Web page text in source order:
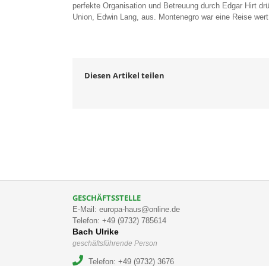
perfekte Organisation und Betreuung durch Edgar Hirt
Union, Edwin Lang, aus. Montenegro war eine Reise
Diesen Artikel teilen
GESCHÄFTSSTELLE
E-Mail: europa-haus@online.de
Telefon: +49 (9732) 785614
Bach Ulrike
geschäftsführende Person
Telefon: +49 (9732) 3676